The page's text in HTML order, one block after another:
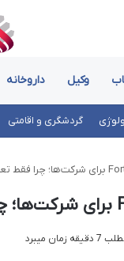
وکیل داروخانه
گردشگری و اقامتی
میبرد